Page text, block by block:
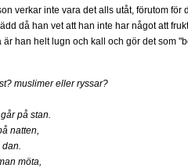
verkar inte vara det alls utåt, förutom för
då han vet att han inte har något att
är han helt lugn och kall och gör det som
muslimer eller ryssar?
på stan.
natten,
möta,